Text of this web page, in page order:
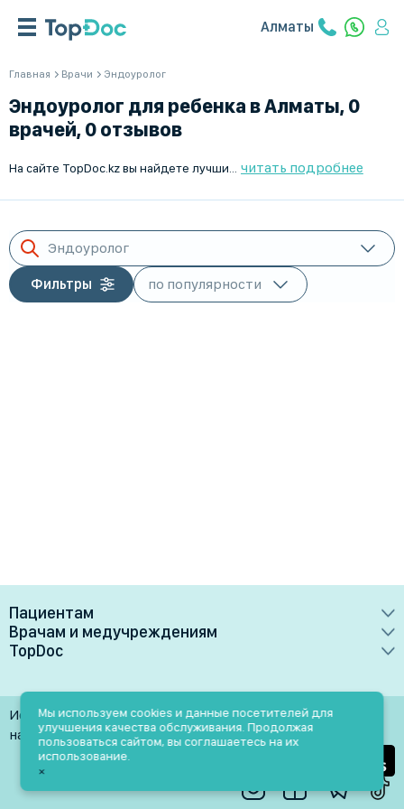
Алматы
Главная Врачи Эндоуролог
Эндоуролог для ребенка в Алматы, 0
врачей, 0 отзывов
читать подробнее
Эндоуролог
Фильтры
Пациентам
Врачи
Клиники
Лаборатории
Услуги
Блог
Акции и скидки
Врачам и медучреждениям
Преимущества
Медучреждениям
Врачам
TopDoc
Контакты
Помощь
Использование материалов разрешено только при
наличии активной ссылки на источник
Мы используем cookies и данные посетителей для
улучшения качества обслуживания. Продолжая
пользоваться сайтом, вы соглашаетесь на их
использование.
×